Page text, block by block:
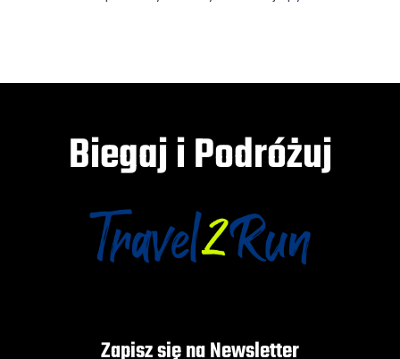
Biegaj i Podróżuj
Zapisz się na Newsletter